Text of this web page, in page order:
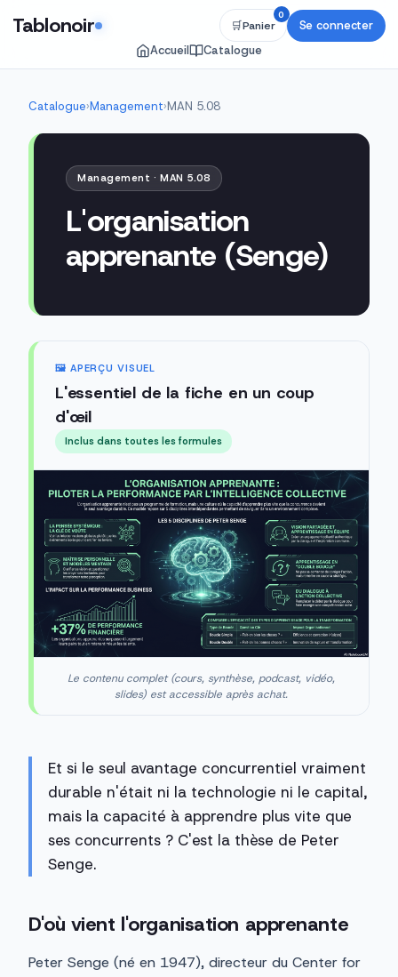
Tablonoir
Accueil Catalogue
🛒Panier
0
Se connecter
Catalogue›Management›MAN 5.08
Management · MAN 5.08
L'organisation
apprenante (Senge)
🖼️ APERÇU VISUEL
L'essentiel de la fiche en un coup
d'œil
Inclus dans toutes les formules
Le contenu complet (cours, synthèse, podcast, vidéo,
slides) est accessible après achat.
Et si le seul avantage concurrentiel vraiment
durable n'était ni la technologie ni le capital,
mais la capacité à apprendre plus vite que
ses concurrents ? C'est la thèse de Peter
Senge.
D'où vient l'organisation apprenante
Peter Senge (né en 1947), directeur du Center for